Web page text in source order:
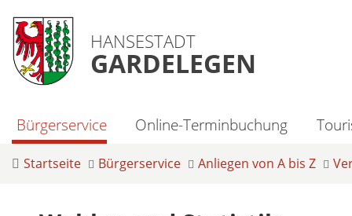
HANSESTADT
GARDELEGEN
Bürgerservice Online-Terminbuchung
Startseite Bürgerservice Anliegen von A bis Z